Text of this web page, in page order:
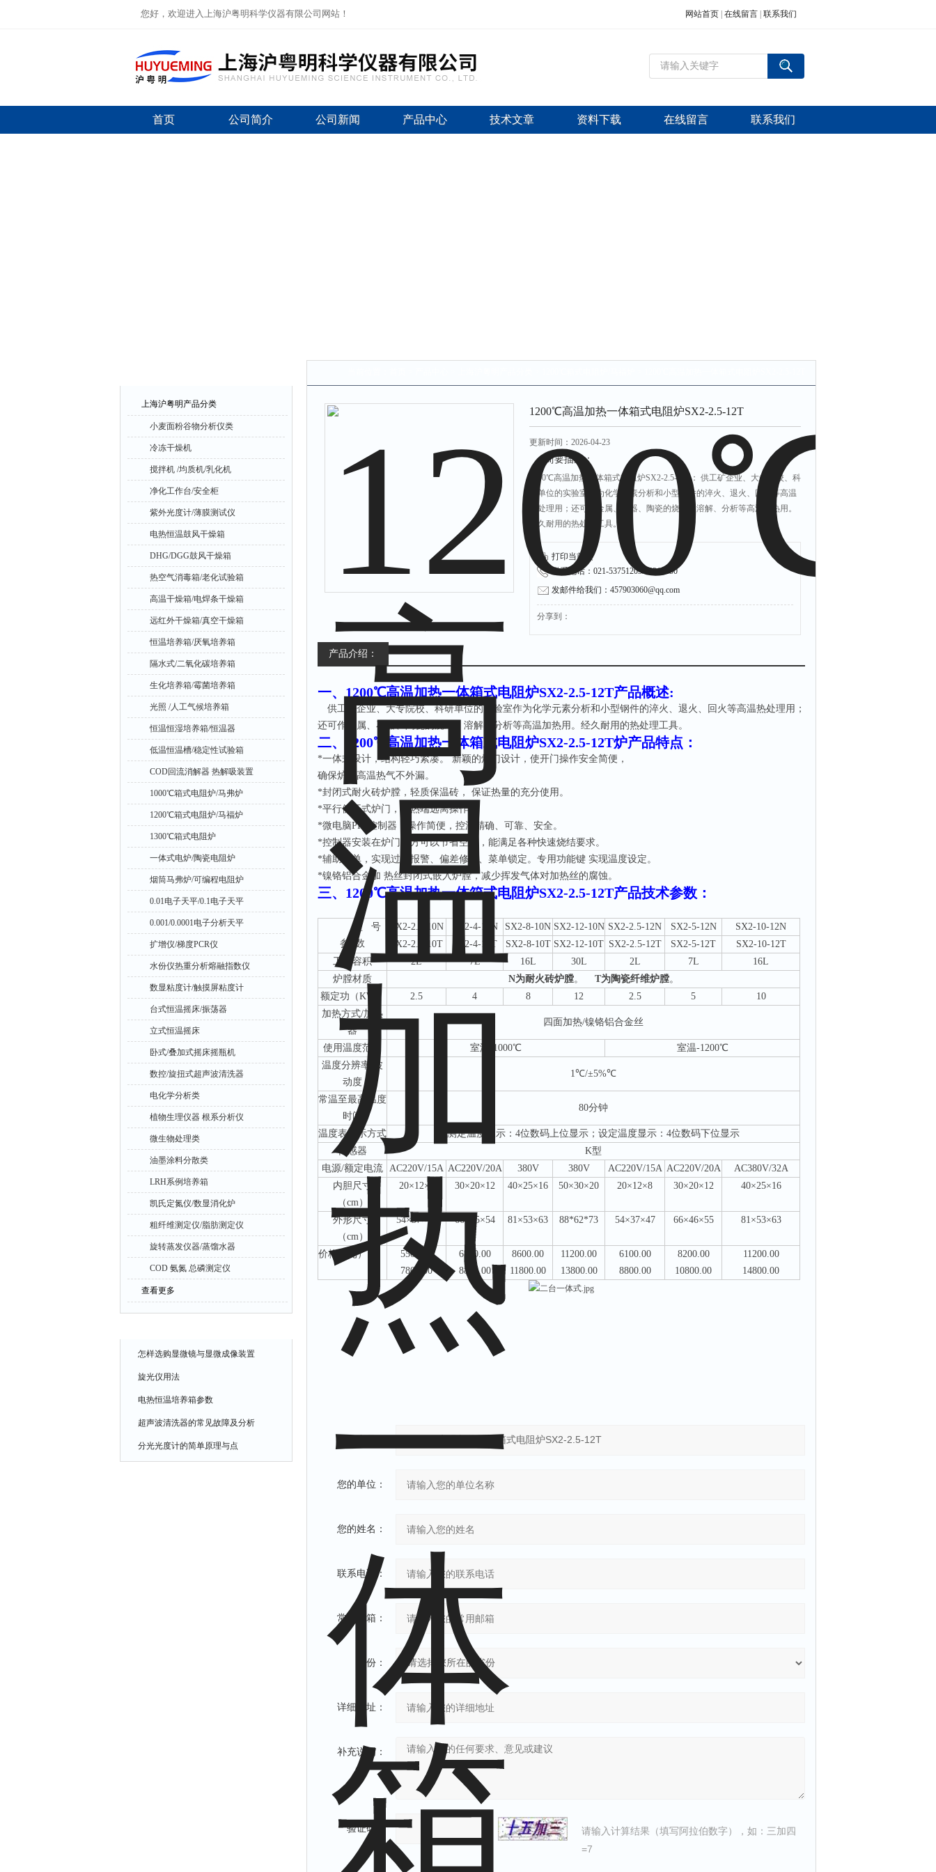
您好，欢迎进入上海沪粤明科学仪器有限公司网站！ 网站首页 在线留言 联系我们
首页 公司简介 公司新闻 产品中心 技术文章 资料下载 在线留言 联系我们
上海沪粤明产品分类
小麦面粉谷物分析仪类
冷冻干燥机
搅拌机 /均质机/乳化机
净化工作台/安全柜
紫外光度计/薄膜测试仪
电热恒温鼓风干燥箱
DHG/DGG鼓风干燥箱
热空气消毒箱/老化试验箱
高温干燥箱/电焊条干燥箱
远红外干燥箱/真空干燥箱
恒温培养箱/厌氧培养箱
隔水式/二氧化碳培养箱
生化培养箱/霉菌培养箱
光照 /人工气候培养箱
恒温恒湿培养箱/恒温器
低温恒温槽/稳定性试验箱
COD回流消解器 热解吸装置
1000℃箱式电阻炉/马弗炉
1200℃箱式电阻炉/马福炉
1300℃箱式电阻炉
一体式电炉/陶瓷电阻炉
烟筒马弗炉/可编程电阻炉
0.01电子天平/0.1电子天平
0.001/0.0001电子分析天平
扩增仪/梯度PCR仪
水份仪热重分析熔融指数仪
数显粘度计/触摸屏粘度计
台式恒温摇床/振荡器
立式恒温摇床
卧式/叠加式摇床摇瓶机
数控/旋扭式超声波清洗器
电化学分析类
植物生理仪器 根系分析仪
微生物处理类
油墨涂料分散类
LRH系例培养箱
凯氏定氮仪/数显消化炉
粗纤维测定仪/脂肪测定仪
旋转蒸发仪器/蒸馏水器
COD 氨氮 总磷测定仪
查看更多
怎样选购显微镜与显微成像装置
旋光仪用法
电热恒温培养箱参数
超声波清洗器的常见故障及分析
分光光度计的简单原理与点
1200℃高温加热一体箱式电阻炉SX2-2.5-12T
更新时间：2026-04-23
简要描述：
1200℃高温加热一体箱式电阻炉SX2-2.5-12T： 供工矿企业、大专院校、科
研单位的实验室作为化学元素分析和小型钢件的淬火、退火、回火等高温
热处理用；还可作金属、石器、陶瓷的烧结、溶解、分析等高温加热用。
经久耐用的热处理工具。
打印当前页
联系电话：021-53751203/63216650
发邮件给我们：457903060@qq.com
分享到：
产品介绍：
一、1200℃高温加热一体箱式电阻炉SX2-2.5-12T产品概述:
供工矿企业、大专院校、科研单位的实验室作为化学元素分析和小型钢件的淬火、退火、回火等高温热处理用；
还可作金属、石器、陶瓷的烧结、溶解、分析等高温加热用。经久耐用的热处理工具。
二、 1200℃高温加热一体箱式电阻炉SX2-2.5-12T炉产品特点：
*一体式设计，结构轻巧紧凑。 新颖的炉门设计，使开门操作安全简便，
确保炉内高温热气不外漏。
*封闭式耐火砖炉膛，轻质保温砖， 保证热量的充分使用。
*平行侧开式炉门，使热端远离操作。
*微电脑PID控制器，操作简便，控温精确、可靠、安全。
*控制器安装在炉门下方可以节省空间，能满足各种快速烧结要求。
*辅助菜单，实现过升报警、偏差修正、菜单锁定。专用功能键 实现温度设定。
*镍铬铝合金加 热丝封闭式嵌入炉膛，减少挥发气体对加热丝的腐蚀。
三、 1200℃高温加热一体箱式电阻炉SX2-2.5-12T产品技术参数：
型
号
参
数
SX2-2.5-10N SX2-4-10 N SX2-8-10N SX2-12-10N SX2-2.5-12N SX2-5-12N SX2-10-12N
SX2-2.5-10T SX2-4-10 T SX2-8-10T SX2-12-10T SX2-2.5-12T SX2-5-12T SX2-10-12T
工作 容积 2L 7L 16L 30L 2L 7L
16L
炉膛材质
N为耐火砖炉膛。 T为陶瓷纤维炉膛。
额定功（KW ） 2.5 4 8 12 2.5 5
10
加热方式/加热
器
四 面加热/镍铬铝合金丝
使用温度范围 室温 1000℃ 室温-1200℃
温度分辨率
波
动度
1℃/±5%℃
常温至最高温度
时间
80分钟
温度表显示方式 测定温度显示： 4位数码上位显示； 设定温度显示： 4位数码下位显示
传感器
K型
电源/额定电流 AC220V/15A AC220V/20A 380V 380V AC220V/15A AC220V/20A AC380V/32A
内胆尺寸
（cm）
20×12×8 30×20×12 40×25×16 50×30×20 20×12×8 30×20×12 40×25×16
外形尺寸
（cm）
54×37×47 66×45×54 81×53×63 88*62*73 54×37×47 66×46×55 81×53×63
价格（元）
5500.00
7800.00
6800.00
8800.00
8600.00
11800.00
11200.00
13800.00
6100.00
8800.00
8200.00
10800.00
11200.00
14800.00
您的单位：
您的姓名：
联系电话：
常用邮箱：
省份：
详细地址：
补充说明：
验证码：
请输入计算结果（填写阿拉伯数字），如：三加四
=7